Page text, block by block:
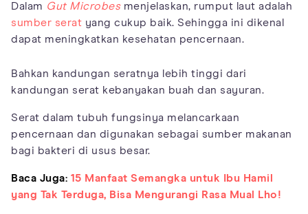
Dalam Gut Microbesmenjelaskan, rumput laut adalah
sumber serat yang cukup baik. Sehingga ini dikenal
dapat meningkatkan kesehatan pencernaan.
Bahkan kandungan seratnya lebih tinggi dari
kandungan serat kebanyakan buah dan sayuran.
Serat dalam tubuh fungsinya melancarkaan
pencernaan dan digunakan sebagai sumber makanan
bagi bakteri di usus besar.
Baca Juga: 15 Manfaat Semangka untuk Ibu Hamil
yang Tak Terduga, Bisa Mengurangi Rasa Mual Lho!